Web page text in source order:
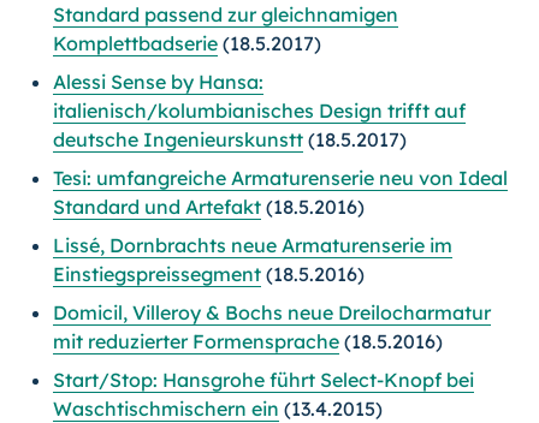
Standard passend zur gleichnamigen
Komplettbadserie (18.5.2017)
Alessi Sense by Hansa:
italienisch/kolumbianisches Design trifft auf
deutsche Ingenieurskunstt (18.5.2017)
Tesi: umfangreiche Armaturenserie neu von Ideal
Standard und Artefakt (18.5.2016)
Lissé, Dornbrachts neue Armaturenserie im
Einstiegspreissegment (18.5.2016)
Domicil, Villeroy & Bochs neue Dreilocharmatur
mit reduzierter Formensprache (18.5.2016)
Start/Stop: Hansgrohe führt Select-Knopf bei
Waschtischmischern ein (13.4.2015)